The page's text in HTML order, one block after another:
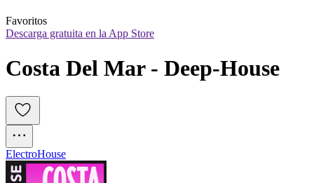
Favoritos
Descarga gratuita en la App Store
Costa Del Mar - Deep-House
ElectroHouse